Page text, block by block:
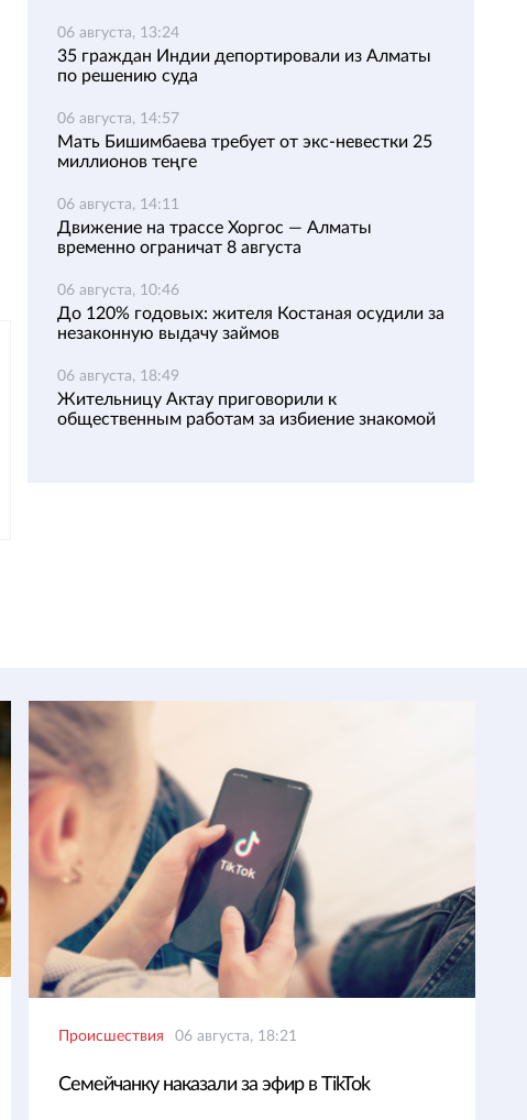
06 августа, 13:24
35 граждан Индии депортировали из Алматы
по решению суда
06 августа, 14:57
Мать Бишимбаева требует от экс-невестки 25
миллионов теңге
06 августа, 14:11
Движение на трассе Хоргос — Алматы
временно ограничат 8 августа
06 августа, 10:46
До 120% годовых: жителя Костаная осудили за
незаконную выдачу займов
06 августа, 18:49
Жительницу Актау приговорили к
общественным работам за избиение знакомой
Происшествия 06 августа, 18:21
Семейчанку наказали за эфир в TikTok